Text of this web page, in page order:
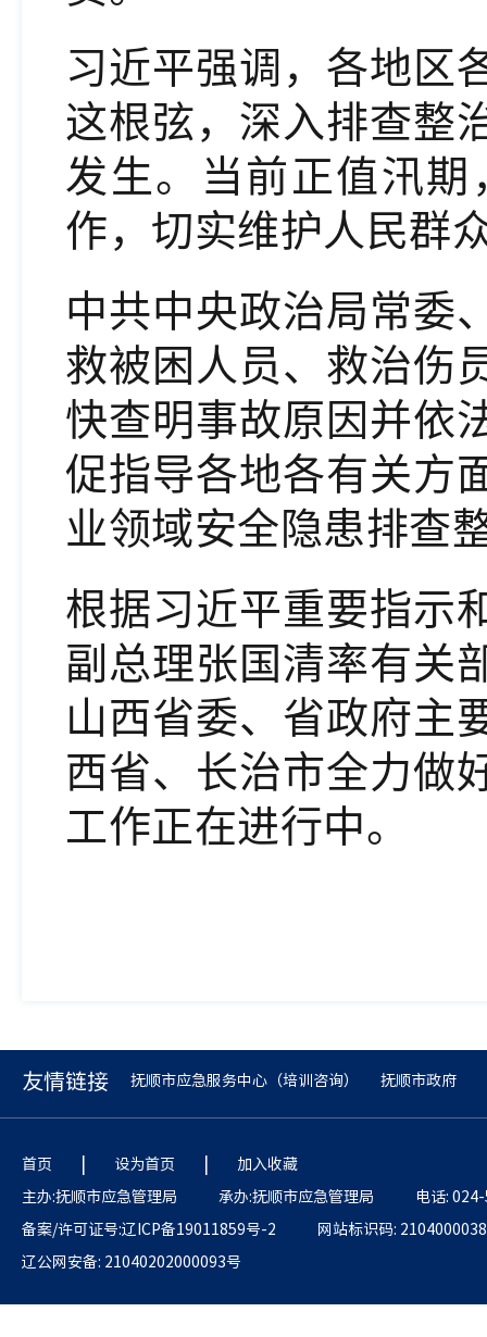
习近平强调，各地区
这根弦，深入排查整
发生。当前正值汛
作，切实维护人民群
中共中央政治局常委
救被困人员、救治伤
快查明事故原因并依
促指导各地各有关方
业领域安全隐患排查
根据习近平重要指示
副总理张国清率有关
山西省委、省政府主
西省、长治市全力做
工作正在进行中。
友情链接 抚顺市应急服务中心（培训咨询） 抚顺市政府
首页 | 设为首页 |
加入收藏
主办:抚顺市应急管理局
承办:抚顺市应急管理局
电话:
备案/许可证号:辽ICP备19011859号-2
网站标识码: 2104000038
辽公网安备: 21040202000093号